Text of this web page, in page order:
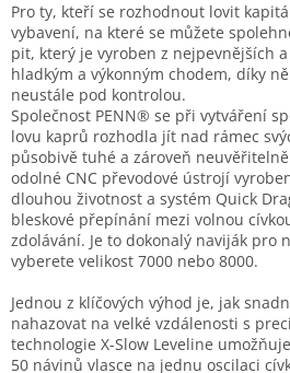
Pro ty, kteří se rozhodnout lovit
vybavení, na které se můžete
pit, který je vyroben z nejpevnějších
hladkým a výkonným chodem, díky
neustále pod kontrolou.
Společnost PENN® se při vytváření
lovu kaprů rozhodla jít nad rámec
působivě tuhé a zároveň
odolné CNC převodové ústrojí
dlouhou životnost a systém Quick
bleskové přepínání mezi volnou
zdolávání. Je to dokonalý naviják pro
vyberete velikost 7000 nebo 8000.
Jednou z klíčových výhod je, jak
nahazovat na velké vzdálenosti s
technologie X-Slow Leveline
50 návinů vlasce na jednu oscilaci